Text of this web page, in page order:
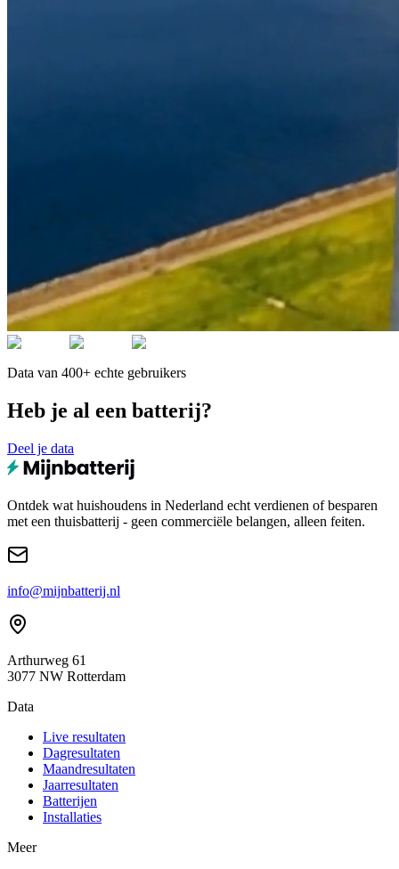
Data van 400+ echte gebruikers
Heb je al een batterij?
Deel je data
Ontdek wat huishoudens in Nederland echt verdienen of besparen
met een thuisbatterij - geen commerciële belangen, alleen feiten.
info@mijnbatterij.nl
Arthurweg 61
3077 NW Rotterdam
Data
Live resultaten
Dagresultaten
Maandresultaten
Jaarresultaten
Batterijen
Installaties
Meer